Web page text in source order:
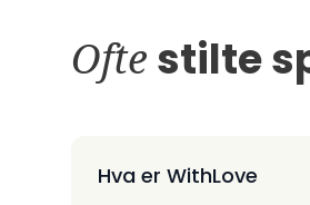
Ofte stilte
Hva er WithLove